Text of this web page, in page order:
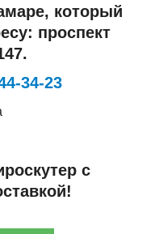
который
проспект
34-23
с